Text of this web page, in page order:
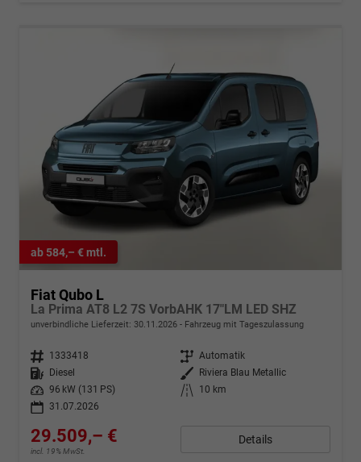
ab 584,– € mtl.
Fiat Qubo L
La Prima AT8 L2 7S VorbAHK 17"LM LED SHZ
unverbindliche Lieferzeit: 30.11.2026 Fahrzeug mit Tageszulassung
Fahrzeugnr. 1333418 Getriebe Automatik
Kraftstoff
Diesel Außenfarbe
Riviera Blau Metallic
Leistung
96 kW (131 PS) Kilometerstand
10 km
31.07.2026
29.509,– €
incl. 19% MwSt.
Details